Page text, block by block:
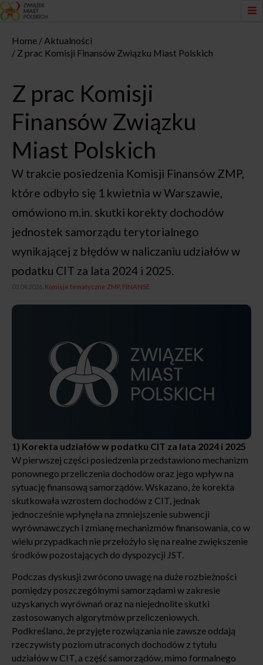
Home
Aktualności
Z prac Komisji Finansów Związku Miast Polskich
Z prac Komisji
Finansów Związku
Miast Polskich
W trakcie posiedzenia Komisji Finansów ZMP,
które odbyło się 1 kwietnia w Warszawie,
omówiono m.in. skutki korekty dochodów
jednostek samorządu terytorialnego
wynikającej z błędów w naliczaniu udziałów w
podatku CIT za lata 2024 i 2025.
03.04.2026, Komisje tematyczne ZMP FINANSE
1) Korekta udziałów w podatku CIT za lata 2024 i 2025
W pierwszej części posiedzenia przedstawiono mechanizm
ponownego przeliczenia dochodów oraz jego wpływ na
sytuację finansową samorządów. Wskazano, że korekta
skutkowała wzrostem dochodów z CIT, jednak
jednocześnie wpłynęła na zmniejszenie subwencji
wyrównawczych i zmianę mechanizmów finansowania, co w
wielu przypadkach nie przełożyło się na realne zwiększenie
środków pozostających do dyspozycji JST.
Podczas dyskusji zwrócono uwagę na duże rozbieżności
pomiędzy poszczególnymi samorządami w zakresie
uzyskanych wyrównań oraz na niejednolite skutki
zastosowanych algorytmów przeliczeniowych.
Podkreślano, że przyjęte rozwiązania nie zawsze oddają
rzeczywisty poziom utraconych dochodów z tytułu
udziałów w CIT, a część samorządów, mimo formalnego